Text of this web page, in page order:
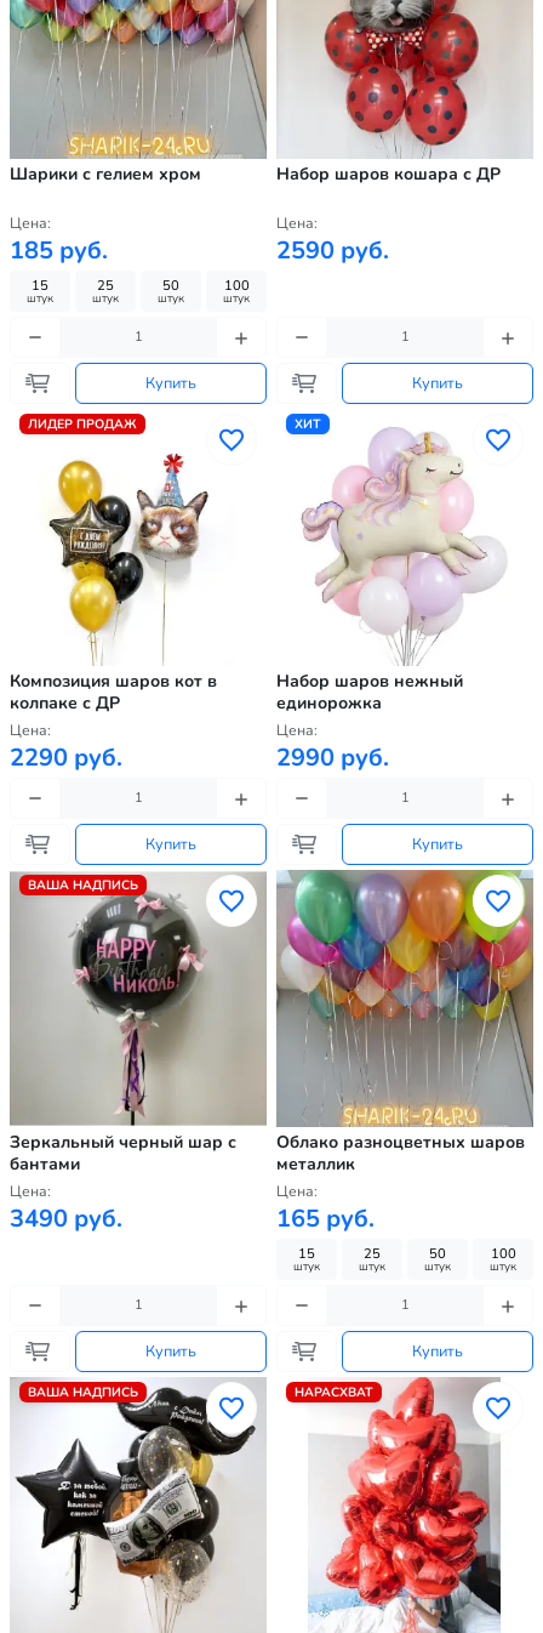
Шарики с гелием хром
Цена:
185 руб.
15
штук
25
штук
50
штук
100
штук
Купить
Набор шаров кошара с ДР
Цена:
2590 руб.
Купить
ЛИДЕР ПРОДАЖ
Композиция шаров кот в
колпаке с ДР
Цена:
2290 руб.
Купить
ХИТ
Набор шаров нежный
единорожка
Цена:
2990 руб.
Купить
ВАША НАДПИСЬ
Зеркальный черный шар с
бантами
Цена:
3490 руб.
Купить
Облако разноцветных шаров
металлик
Цена:
165 руб.
15
штук
25
штук
50
штук
100
штук
Купить
ВАША НАДПИСЬ НАРАСХВАТ